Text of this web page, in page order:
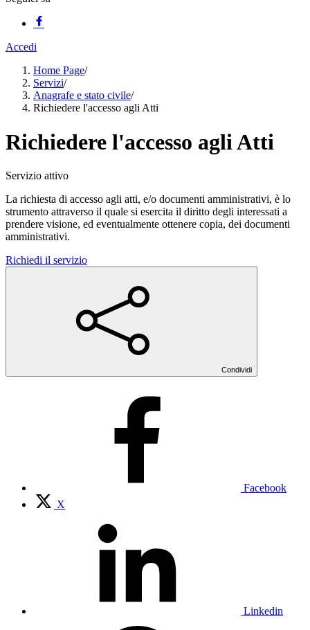
Accedi
Home Page/
Servizi/
Anagrafe e stato civile/
Richiedere l'accesso agli Atti
Richiedere l'accesso agli Atti
Servizio attivo
La richiesta di accesso agli atti, e/o documenti amministrativi, è lo
strumento attraverso il quale si esercita il diritto degli interessati a
prendere visione, ed eventualmente ottenere copia, dei documenti
amministrativi.
Richiedi il servizio
Condividi
Facebook
X
Linkedin